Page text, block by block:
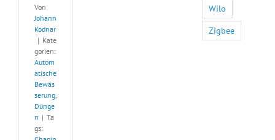
Von
Johann
Kodnar
| Kate
gorien:
Autom
atische
Bewäs
serung,
Dünge
n | Ta
gs:
Wilo
Zigbee